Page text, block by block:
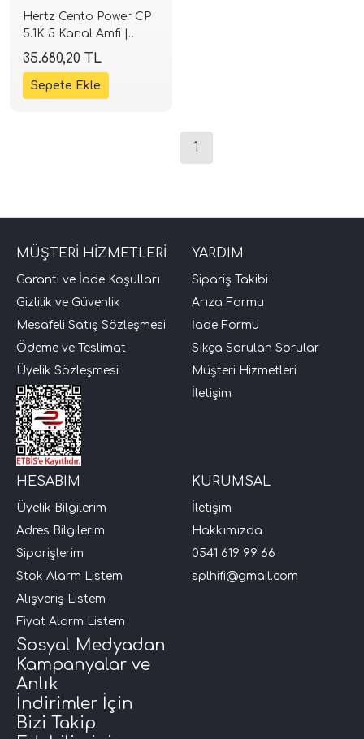
Setleri)
Arac Baslari)
Performans)
Hertz Cento Power CP
5.1K 5 Kanal Amfi |
510W RMS Class-D |
SPLHIFI
35.680,20 TL
1
MÜŞTERİ HİZMETLERİ
Garanti ve İade Koşulları
Gizlilik ve Güvenlik
Mesafeli Satış Sözleşmesi
Ödeme ve Teslimat
Üyelik Sözleşmesi
YARDIM
Sipariş Takibi
Arıza Formu
İade Formu
Sıkça Sorulan Sorular
Müşteri Hizmetleri
İletişim
HESABIM
Üyelik Bilgilerim
Adres Bilgilerim
Siparişlerim
Stok Alarm Listem
Alışveriş Listem
Fiyat Alarm Listem
KURUMSAL
İletişim
Hakkımızda
0541 619 99 66
splhifi@gmail.com
Sosyal Medyadan
Kampanyalar ve
Anlık
İndirimler İçin
Bizi Takip